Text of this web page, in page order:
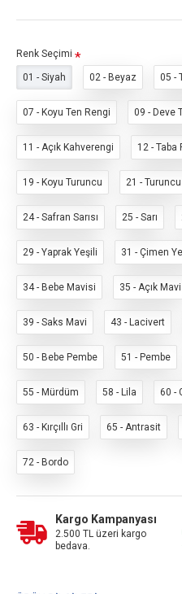
Renk Seçimi
01 - Siyah 02 - Beyaz 05 -
07 - Koyu Ten Rengi 09 - Deve
11 - Açık Kahverengi 12 - Taba
19 - Koyu Turuncu 21 - Turuncu
24 - Safran Sarısı 25 - Sarı
29 - Yaprak Yeşili 31 - Çimen
34 - Bebe Mavisi 35 - Açık Mavi
39 - Saks Mavi 43 - Lacivert
50 - Bebe Pembe 51 - Pembe
55 - Mürdüm 58 - Lila 60 -
63 - Kırçıllı Gri 65 - Antrasit
72 - Bordo
Kargo Kampanyası
2.500 TL üzeri kargo
bedava.